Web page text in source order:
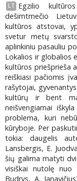
LT
Egzilio
dešimtmečio
kultūros atstovai,
svetur metų
aplinkiniu pasauliu
Lokalios ir globalios
kultūros priešprieša
reiškiasi pačiomis
rašytojai,
kultūrų ir bent
neišvengiamai
problema, kuri
kūryboje. Per
tokia: daugelis
Lansbergis, E.
šių galima matyti
visiškai nutolę nuo
Budrys, A.